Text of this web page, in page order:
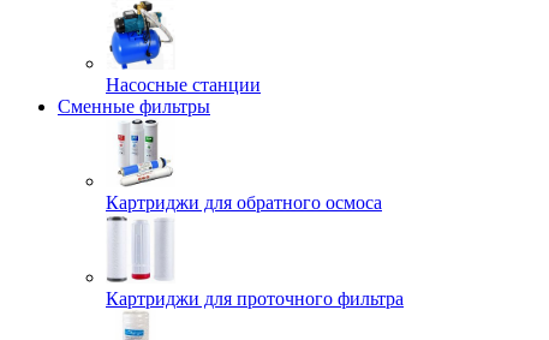
Насосные станции
Сменные фильтры
Картриджи для обратного осмоса
Картриджи для проточного фильтра